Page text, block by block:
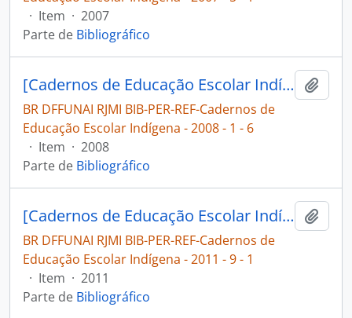
· Item · 2007
Parte de Bibliográfico
[Cadernos de Educação Escolar Indígena: 3º grau indígena]
BR DFFUNAI RJMI BIB-PER-REF-Cadernos de
Educação Escolar Indígena - 2008 - 1 - 6
· Item · 2008
Parte de Bibliográfico
[Cadernos de Educação Escolar Indígena: 3º grau indígena]
BR DFFUNAI RJMI BIB-PER-REF-Cadernos de
Educação Escolar Indígena - 2011 - 9 - 1
· Item · 2011
Parte de Bibliográfico